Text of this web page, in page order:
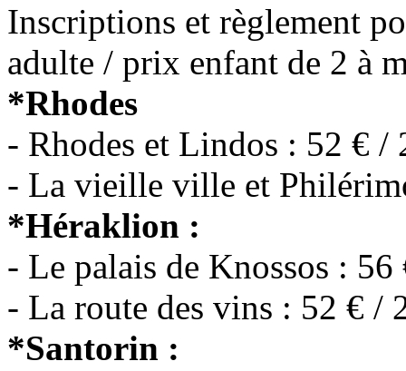
Inscriptions et règlement
adulte / prix enfant de 2 à
*Rhodes
- Rhodes et Lindos : 52 € /
- La vieille ville et
*Héraklion :
- Le palais de Knossos : 56
- La route des vins : 52 € /
*Santorin :